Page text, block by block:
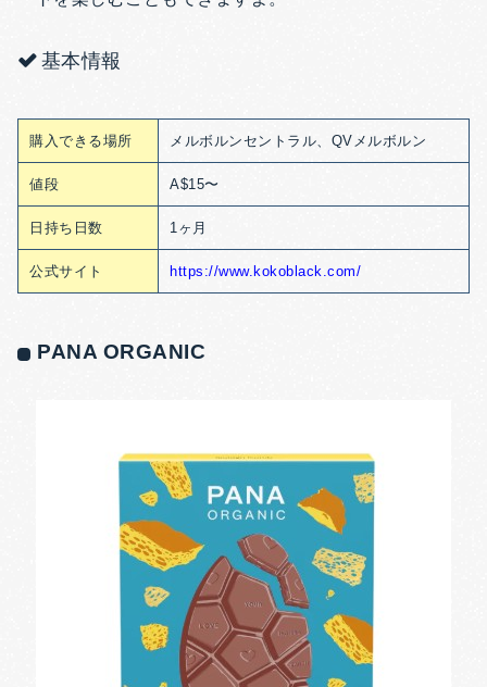
基本情報
購入できる場所 メルボルンセントラル、QVメルボルン
値段 A$15〜
日持ち日数 1ヶ月
公式サイト https://www.kokoblack.com/
PANA ORGANIC